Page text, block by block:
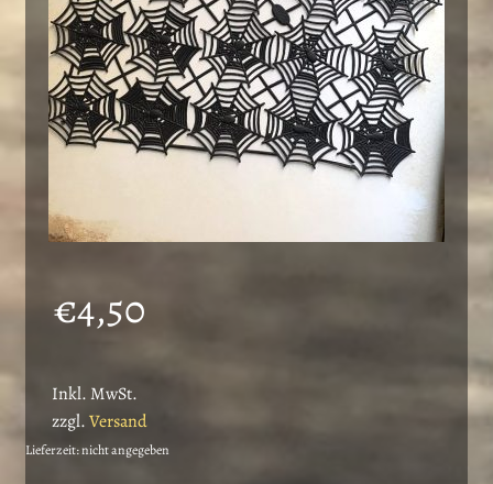
der
Produktseite
gewählt
werden
€4,50
Inkl. MwSt.
zzgl.Versand
Lieferzeit: nicht angegeben